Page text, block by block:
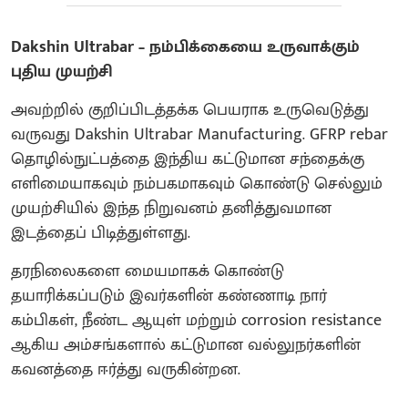
Dakshin Ultrabar – நம்பிக்கையை உருவாக்கும்
புதிய முயற்சி
அவற்றில் குறிப்பிடத்தக்க பெயராக உருவெடுத்து
வருவது Dakshin Ultrabar Manufacturing. GFRP rebar
தொழில்நுட்பத்தை இந்திய கட்டுமான சந்தைக்கு
எளிமையாகவும் நம்பகமாகவும் கொண்டு செல்லும்
முயற்சியில் இந்த நிறுவனம் தனித்துவமான
இடத்தைப் பிடித்துள்ளது.
தரநிலைகளை மையமாகக் கொண்டு
தயாரிக்கப்படும் இவர்களின் கண்ணாடி நார்
கம்பிகள், நீண்ட ஆயுள் மற்றும் corrosion resistance
ஆகிய அம்சங்களால் கட்டுமான வல்லுநர்களின்
கவனத்தை ஈர்த்து வருகின்றன.